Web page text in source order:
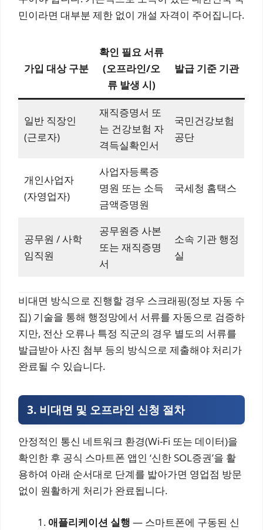
민이라면 대부분 제한 없이 개설 자격이 주어집니다.
가입 대상 구분
확인 필요 서류
(오프라인/오
류 발생 시)
발급 기준 기관
일반 직장인
(근로자)
재직증명서 또
는 건강보험 자
격득실확인서
국민건강보험
공단
개인사업자
(자영업자)
사업자등록증
명원 또는 소득
금액증명원
국세청 홈택스
공무원 / 사학
임직원
공무원증 사본
또는 재직증명
서
소속 기관 행정
실
비대면 방식으로 진행할 경우 스크래핑(정보 자동 수
집) 기술을 통해 행정망에서 서류를 자동으로 검증하
지만, 전산 오류나 특정 직군의 경우 별도의 서류를
발급받아 사진 첨부 등의 방식으로 제출해야 처리가
완료될 수 있습니다.
3. 비대면 및 오프라인 신청 절차
안정적인 통신 네트워크 환경(Wi-Fi 또는 데이터)을
확인한 후 공식 스마트폰 앱인 ‘신한 SOL증권’을 활
용하여 아래 순서대로 단계를 밟아가면 영업점 방문
없이 원활하게 처리가 완료됩니다.
애플리케이션 실행 — 스마트폰에 구동된 신